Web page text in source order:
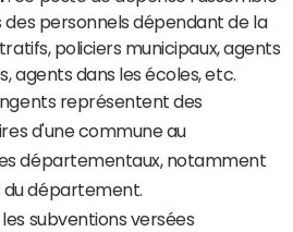
des personnels dépendant de la
policiers municipaux, agents
agents dans les écoles, etc.
représentent des
d'une commune au
départementaux, notamment
département.
subventions versées